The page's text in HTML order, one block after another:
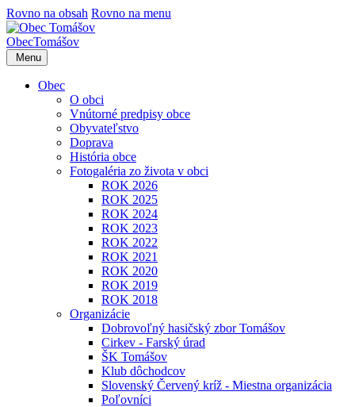
Rovno na obsah Rovno na menu
ObecTomášov
Menu
Obec
O obci
Vnútorné predpisy obce
Obyvateľstvo
Doprava
História obce
Fotogaléria zo života v obci
ROK 2026
ROK 2025
ROK 2024
ROK 2023
ROK 2022
ROK 2021
ROK 2020
ROK 2019
ROK 2018
Organizácie
Dobrovoľný hasičský zbor Tomášov
Cirkev - Farský úrad
ŠK Tomášov
Klub dôchodcov
Slovenský Červený kríž - Miestna organizácia
Poľovníci